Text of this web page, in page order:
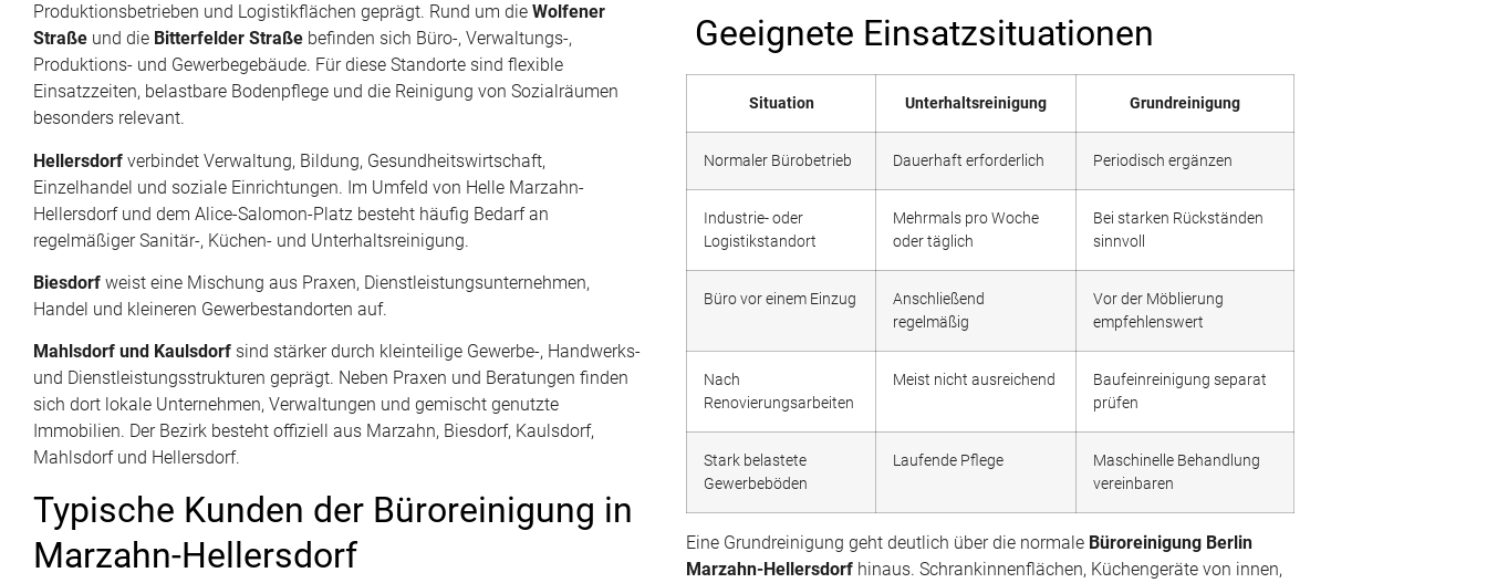
Produktionsbetrieben und Logistikflächen geprägt. Rund um die Wolfener
Straße und die Bitterfelder Straße befinden sich Büro-, Verwaltungs-,
Produktions- und Gewerbegebäude. Für diese Standorte sind flexible
Einsatzzeiten, belastbare Bodenpflege und die Reinigung von Sozialräumen
besonders relevant.
Hellersdorf verbindet Verwaltung, Bildung, Gesundheitswirtschaft,
Einzelhandel und soziale Einrichtungen. Im Umfeld von Helle Marzahn-
Hellersdorf und dem Alice-Salomon-Platz besteht häufig Bedarf an
regelmäßiger Sanitär-, Küchen- und Unterhaltsreinigung.
Biesdorf weist eine Mischung aus Praxen, Dienstleistungsunternehmen,
Handel und kleineren Gewerbestandorten auf.
Mahlsdorf und Kaulsdorf sind stärker durch kleinteilige Gewerbe-, Handwerks-
und Dienstleistungsstrukturen geprägt. Neben Praxen und Beratungen finden
sich dort lokale Unternehmen, Verwaltungen und gemischt genutzte
Immobilien. Der Bezirk besteht offiziell aus Marzahn, Biesdorf, Kaulsdorf,
Mahlsdorf und Hellersdorf.
Typische Kunden der Büroreinigung in
Marzahn-Hellersdorf
Geeignete Einsatzsituationen
Situation Unterhaltsreinigung Grundreinigung
Normaler Bürobetrieb Dauerhaft erforderlich Periodisch ergänzen
Industrie- oder
Logistikstandort
Mehrmals pro Woche
oder täglich
Bei starken Rückständen
sinnvoll
Büro vor einem Einzug
Anschließend
regelmäßig
Vor der Möblierung
empfehlenswert
Nach
Renovierungsarbeiten
Meist nicht ausreichend
Baufeinreinigung separat
prüfen
Stark belastete
Gewerbeböden
Laufende Pflege
Maschinelle Behandlung
vereinbaren
Eine Grundreinigung geht deutlich über die normale Büroreinigung Berlin
Marzahn-Hellersdorf hinaus. Schrankinnenflächen, Küchengeräte von innen,